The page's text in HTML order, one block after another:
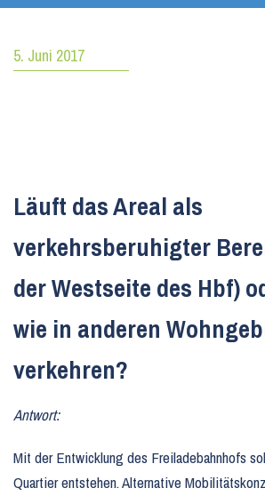
5. Juni 2017
Läuft das Areal als
verkehrsberuhigter
der Westseite des Hbf)
wie in anderen
verkehren?
Antwort:
Mit der Entwicklung des Freiladebahnhofs
Quartier entstehen. Alternative